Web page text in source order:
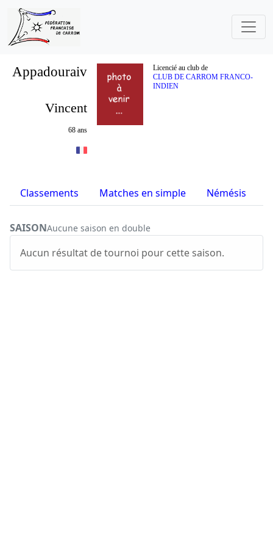
Appadouraiv
Licencié au club de
CLUB DE CARROM FRANCO-
INDIEN
Vincent
68 ans
Classements Matches en simple Némésis
SAISONAucune saison en double
Aucun résultat de tournoi pour cette saison.